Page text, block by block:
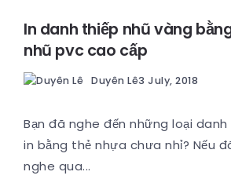
In danh thiếp nhũ vàng
nhũ pvc cao cấp
Duyên Lê3 July, 2018
Bạn đã nghe đến những loại danh
in bằng thẻ nhựa chưa nhỉ? Nếu
nghe qua...